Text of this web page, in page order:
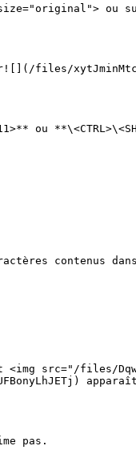
size="original">
files/
ou
contenus
src="/files/
pas.